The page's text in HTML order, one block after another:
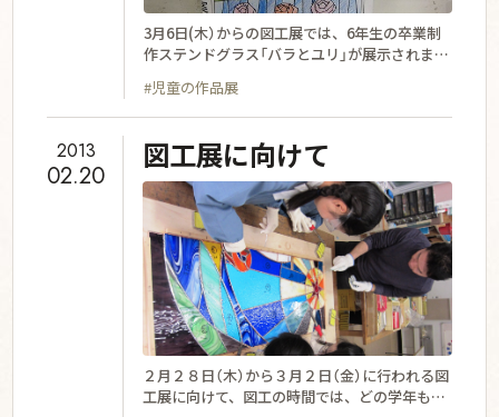
#児童の作品展
3月6日(木）からの図工展では、6年生の卒業制
作ステンドグラス「バラとユリ」が展示されま
２から4個の図案を出し合い、全体の中から人
気に高いものを中心に、デザインを決定しま
す。 完成予想図から型紙を作り、型に合わせて
ガラスカッターでガラスをカットします。 （ド
リームハウスの屋根でガラスカットの練習をし
ていますが、さらにていねいにカットしま
す。）
2013
02.20
図工展に向けて
２月２８日（木）から３月２日（金）に行われる図
工展に向けて、図工の時間では、どの学年も最